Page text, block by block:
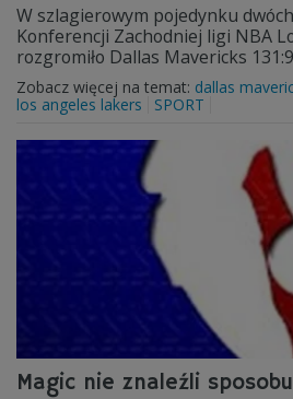
W szlagierowym pojedynku
Konferencji Zachodniej ligi NBA
rozgromiło Dallas Mavericks
Zobacz więcej na temat: dallas
los angeles lakers
SPORT
Magic nie znaleźli